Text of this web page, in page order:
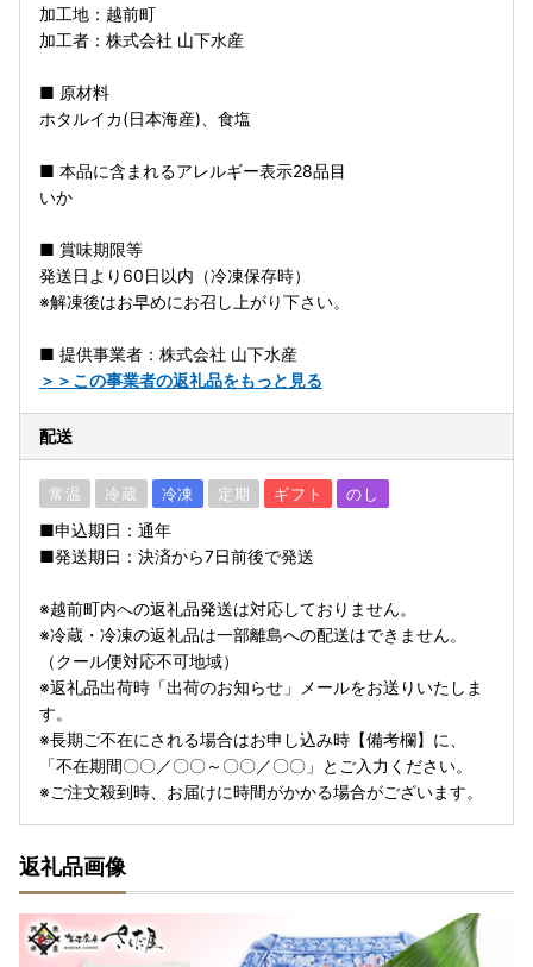
加工地：越前町
加工者：株式会社 山下水産
■ 原材料
ホタルイカ(日本海産)、食塩
■ 本品に含まれるアレルギー表示28品目
いか
■ 賞味期限等
発送日より60日以内（冷凍保存時）
※解凍後はお早めにお召し上がり下さい。
■ 提供事業者：株式会社 山下水産
＞＞この事業者の返礼品をもっと見る
配送
常温 冷蔵 冷凍 定期 ギフト のし
■申込期日：通年
■発送期日：決済から7日前後で発送
※越前町内への返礼品発送は対応しておりません。
※冷蔵・冷凍の返礼品は一部離島への配送はできません。
（クール便対応不可地域）
※返礼品出荷時「出荷のお知らせ」メールをお送りいたしま
す。
※長期ご不在にされる場合はお申し込み時【備考欄】に、
「不在期間〇〇／〇〇～〇〇／〇〇」とご入力ください。
※ご注文殺到時、お届けに時間がかかる場合がございます。
返礼品画像